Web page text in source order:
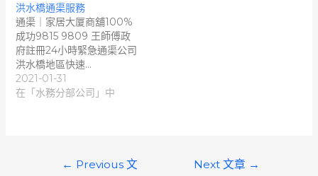
洪水橋通渠服務
通渠｜家居大厦商舖100%
成功9815 9809 王師傅政
府註冊24小時緊急通渠公司
洪水橋地區快速…
2021-01-31
在「水務分部公司」中
← Previous 文
Next 文章 →